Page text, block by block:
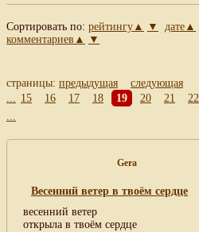
Сортировать по: рейтингу▲ ▼ дате▲
комментариев▲
▼
страницы: предыдущая
следующая
15 16 17 18 19 20 21 22
Gera
Весенний ветер в твоём сердце
весенний ветер
открыла в твоём сердце